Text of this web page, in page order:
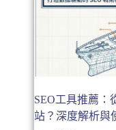
SEO工具推薦：
站？深度解析與